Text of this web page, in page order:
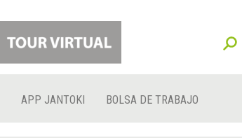
APP JANTOKI BOLSA DE TRABAJO